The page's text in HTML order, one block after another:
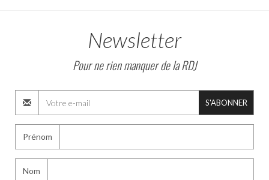
Newsletter
Pour ne rien manquer de la RDJ
S'ABONNER
Prénom
Nom